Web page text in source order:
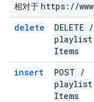
相对于 https: //www
delete DELETE /
playlist
Items
insert POST /
playlist
Items